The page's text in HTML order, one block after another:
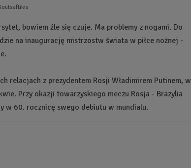
bowiem źle się czuje. Ma problemy z nogami. Do
na inaugurację mistrzostw świata w piłce nożnej -
relacjach z prezydentem Rosji Władimirem Putinem, w
Przy okazji towarzyskiego meczu Rosja - Brazylia
w 60. rocznicę swego debiutu w mundialu.